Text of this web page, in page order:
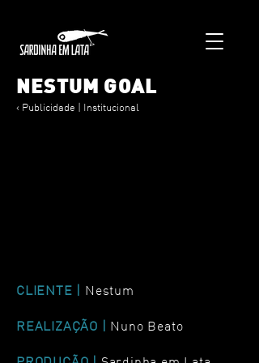
NESTUM GOAL
< Publicidade | Institucional
CLIENTE | Nestum
REALIZAÇÃO | Nuno Beato